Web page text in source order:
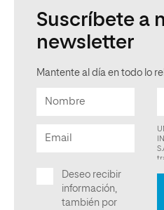
Suscríbete a
newsletter
Mantente al día en todo lo